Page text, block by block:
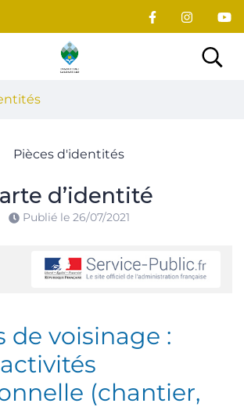
Site officiel du village
Pièces d'identités
d’identité
Publié le 26/07/2021
de voisinage :
(chantier,